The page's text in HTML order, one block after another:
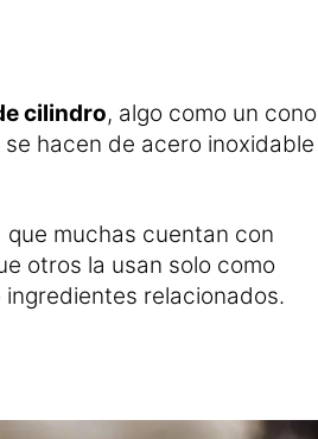
cilindro, algo como un cono
hacen de acero inoxidable
que muchas cuentan con
otros la usan solo como
relacionados.